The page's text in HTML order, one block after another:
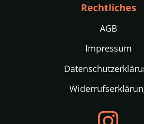
Rechtliches
AGB
Impressum